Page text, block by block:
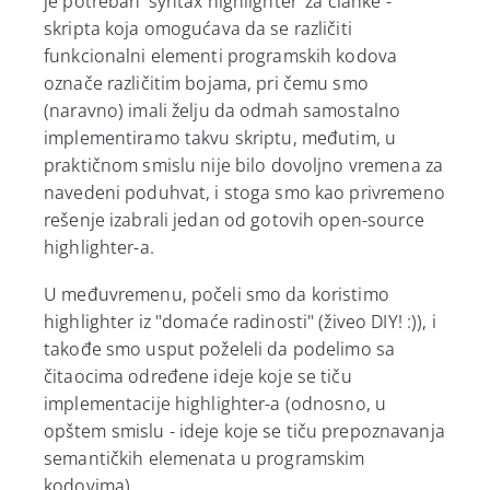
skripta koja omogućava da se različiti
funkcionalni elementi programskih kodova
označe različitim bojama, pri čemu smo
(naravno) imali želju da odmah samostalno
implementiramo takvu skriptu, međutim, u
praktičnom smislu nije bilo dovoljno vremena za
navedeni poduhvat, i stoga smo kao privremeno
rešenje izabrali jedan od gotovih open-source
highlighter-a.
U međuvremenu, počeli smo da koristimo
highlighter iz "domaće radinosti" (živeo DIY! :)), i
takođe smo usput poželeli da podelimo sa
čitaocima određene ideje koje se tiču
implementacije highlighter-a (odnosno, u
opštem smislu - ideje koje se tiču prepoznavanja
semantičkih elemenata u programskim
kodovima).